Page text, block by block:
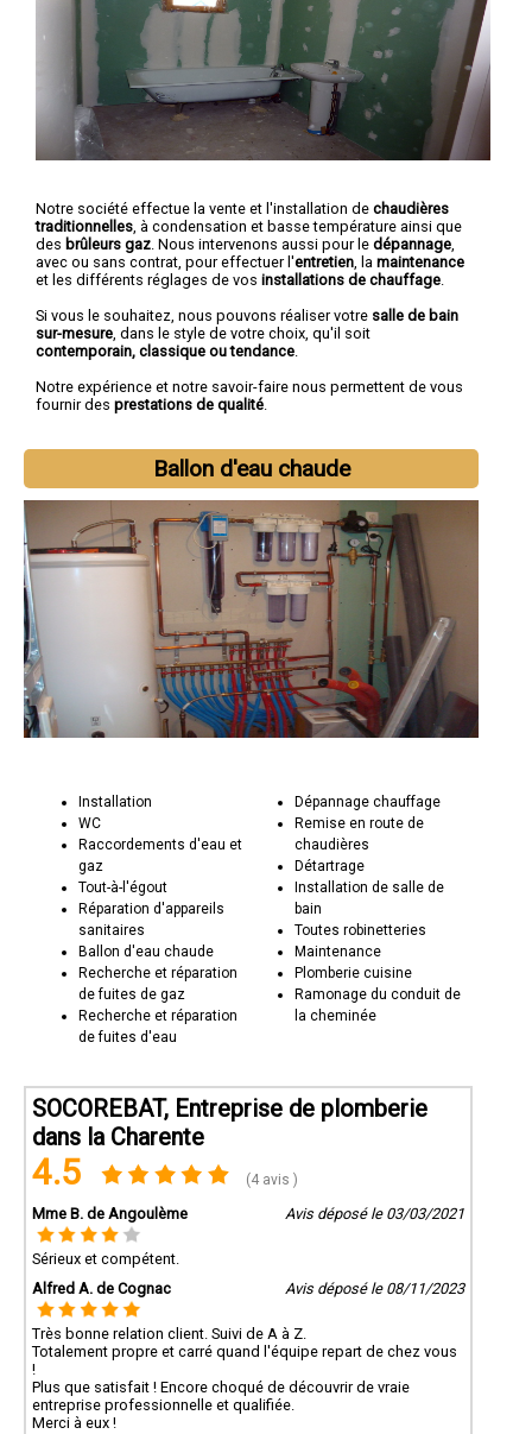
Notre société effectue la vente et l'installation de chaudières
traditionnelles , à condensation et basse température ainsi que
des brûleurs gaz . Nous intervenons aussi pour le dépannage
avec ou sans contrat, pour effectuer l'entretien , la maintenance
et les différents réglages de vos installations de chauffage
Si vous le souhaitez, nous pouvons réaliser votre salle de bain
sur-mesure , dans le style de votre choix, qu'il soit
contemporain, classique ou tendance
Notre expérience et notre savoir-faire nous permettent de vous
fournir des prestations de qualité
Ballon d'eau chaude
Installation
WC
Raccordements d'eau et
gaz
Tout-à-l'égout
Réparation d'appareils
sanitaires
Ballon d'eau chaude
Recherche et réparation
de fuites de gaz
Recherche et réparation
de fuites d'eau
Dépannage chauffage
Remise en route de
chaudières
Détartrage
Installation de salle de
bain
Toutes robinetteries
Maintenance
Plomberie cuisine
Ramonage du conduit de
la cheminée
SOCOREBAT, Entreprise de plomberie
dans la Charente
4.5 (4 avis )
Mme B. de Angoulème Avis déposé le 03/03/2021
Sérieux et compétent.
Alfred A. de Cognac
Avis déposé le 08/11/2023
Très bonne relation client. Suivi de A à Z.
Totalement propre et carré quand l'équipe repart de chez vous
!
Plus que satisfait ! Encore choqué de découvrir de vraie
entreprise professionnelle et qualifiée.
Merci à eux !